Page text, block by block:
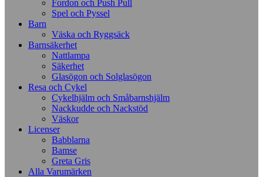
Fordon och Push Pull
Spel och Pyssel
Barn
Väska och Ryggsäck
Barnsäkerhet
Nattlampa
Säkerhet
Glasögon och Solglasögon
Resa och Cykel
Cykelhjälm och Småbarnshjälm
Nackkudde och Nackstöd
Väskor
Licenser
Babblarna
Bamse
Greta Gris
Alla Varumärken